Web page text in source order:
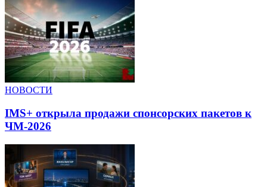
НОВОСТИ
IMS+ открыла продажи спонсорских пакетов к
ЧМ-2026